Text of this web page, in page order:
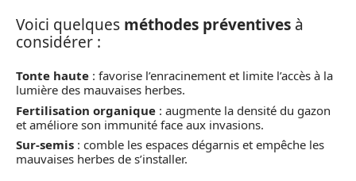
Voici quelques méthodes préventives à
considérer :
Tonte haute : favorise l’enracinement et limite l’accès à la
lumière des mauvaises herbes.
Fertilisation organique : augmente la densité du gazon
et améliore son immunité face aux invasions.
Sur-semis : comble les espaces dégarnis et empêche les
mauvaises herbes de s’installer.